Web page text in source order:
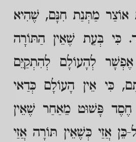
אוֹצַר מַתְּנַת חִנָּם, שֶׁהִיא
כִּי בְּעֵת שֶׁאֵין הַתּוֹרָה
לְהָעוֹלָם לְהִתְקַיֵּם
כִּי אֵין הָעוֹלָם כְּדַאי
חֶסֶד פָּשׁוּט מֵאַחַר שֶׁאֵין
אֲזַי כְּשֶׁאֵין תּוֹרָה אֲזַי